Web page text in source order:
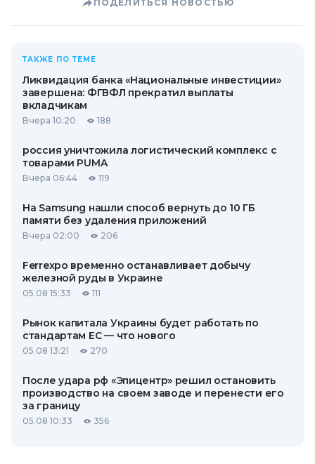
ПОДЕЛИТЬСЯ НОВОСТЬЮ
ТАКЖЕ ПО ТЕМЕ
Ликвидация банка «Национальные инвестиции»
завершена: ФГВФЛ прекратил выплаты
вкладчикам
Вчера 10:20 188
россия уничтожила логистический комплекс с
товарами PUMA
Вчера 06:44 119
На Samsung нашли способ вернуть до 10 ГБ
памяти без удаления приложений
Вчера 02:00 206
Ferrexpo временно останавливает добычу
железной руды в Украине
05.08 15:33 111
Рынок капитала Украины будет работать по
стандартам ЕС — что нового
05.08 13:21 270
После удара рф «Эпицентр» решил остановить
производство на своем заводе и перенести его
за границу
05.08 10:33 356